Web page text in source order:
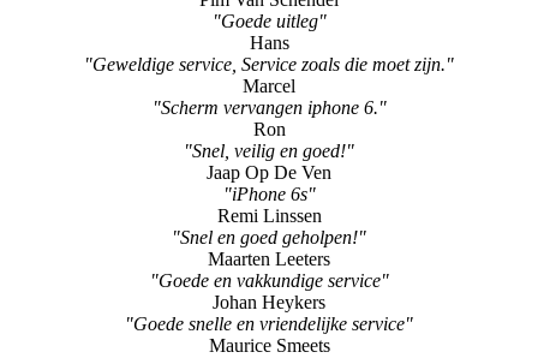
"Advies"
Harold
"Perfecte reparatie "
Pim Van Schendel
"Goede uitleg"
Hans
"Geweldige service, Service zoals die moet zijn."
Marcel
"Scherm vervangen iphone 6."
Ron
"Snel, veilig en goed!"
Jaap Op De Ven
"iPhone 6s"
Remi Linssen
"Snel en goed geholpen!"
Maarten Leeters